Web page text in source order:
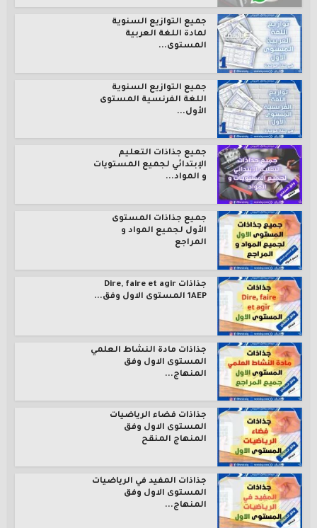
جميع التوازيع السنوية
لمادة اللغة العربية
المستوى...
جميع التوازيع السنوية
اللغة الفرنسية المستوى
الأول...
جميع جذاذات التعليم
الإبتدائي لجميع المستويات
و المواد...
جميع جذاذات المستوى
الأول لجميع المواد و
المراجع
جذاذات Dire, faire et agir
1AEP المستوى الاول وفق...
جذاذات مادة النشاط العلمي
المستوى الاول وفق
المنهاج...
جذاذات فضاء الرياضيات
المستوى الاول وفق
المنهاج المنقح
جذاذات المفيد في الرياضيات
المستوى الاول وفق
المنهاج...